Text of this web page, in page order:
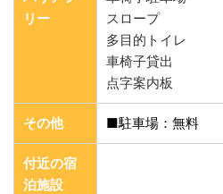
リー
スロープ
多目的トイレ
車椅子貸出
点字案内板
その他 ■駐車場：無料
付近の宿
泊施設